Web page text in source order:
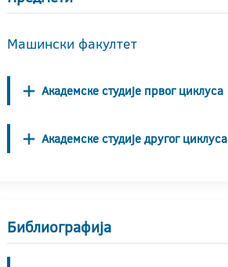
Машински факултет
Академске студије првог циклуса
Академске студије другог циклуса
Библиографија